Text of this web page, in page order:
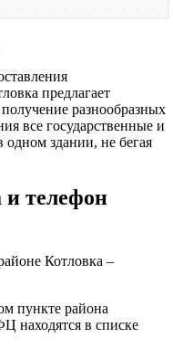
предлагает
разнообразных
все государственные и
здании, не бегая
и телефон
Котловка –
пункте района
находятся в списке